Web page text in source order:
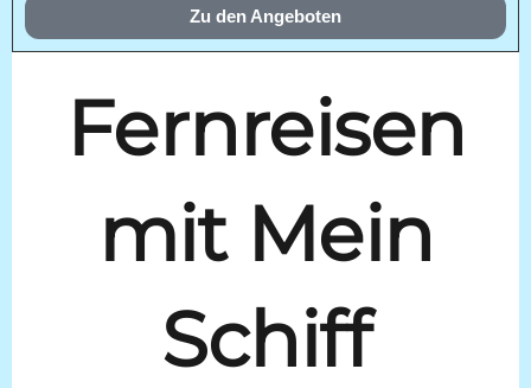
Zu den Angeboten
Fernreisen
mit Mein
Schiff